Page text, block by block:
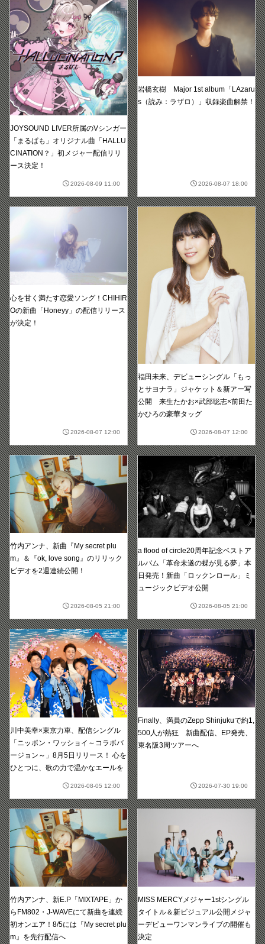
JOYSOUND LIVER所属のVシンガー
「まるぱも」オリジナル曲「HALLU
CINATION？」初メジャー配信リリ
ース決定！
2026-08-09 11:00
岩橋玄樹 Major 1st album「LAzaru
s（読み：ラザロ）」収録楽曲解禁！
2026-08-07 18:00
心を甘く満たす恋愛ソング！CHIHIR
Oの新曲「Honeyy」の配信リリース
が決定！
2026-08-07 12:00
福田未来、デビューシングル「もっ
とサヨナラ」ジャケット＆新アー写
公開 来生たかお×武部聡志×前田た
かひろの豪華タッグ
2026-08-07 12:00
竹内アンナ、新曲『My secret plu
m』＆『ok, love song』のリリック
ビデオを2週連続公開！
2026-08-05 21:00
a flood of circle20周年記念ベストア
ルバム「革命未遂の蝶が見る夢」本
日発売！新曲「ロックンロール」ミ
ュージックビデオ公開
2026-08-05 21:00
川中美幸×東京力車、配信シングル
「ニッポン・ワッショイ～コラボバ
ージョン～」8月5日リリース！ 心を
ひとつに、歌の力で温かなエールを
2026-08-05 12:00
Finally、満員のZepp Shinjukuで約1,
500人が熱狂 新曲配信、EP発売、
東名阪3周ツアーへ
2026-07-30 19:00
竹内アンナ、新E.P「MIXTAPE」か
らFM802・J-WAVEにて新曲を連続
初オンエア！8/5には『My secret plu
m』を先行配信へ
MISS MERCYメジャー1stシングル
タイトル＆新ビジュアル公開メジャ
ーデビューワンマンライブの開催も
決定